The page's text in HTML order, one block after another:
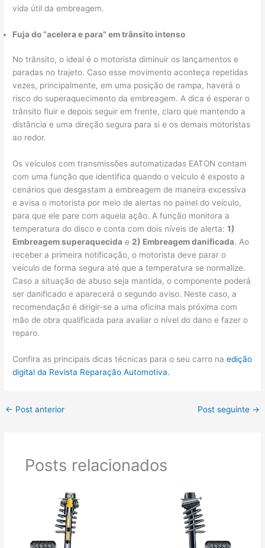
vida útil da embreagem.
Fuja do “acelera e para” em trânsito intenso
No trânsito, o ideal é o motorista diminuir os lançamentos e
paradas no trajeto. Caso esse movimento aconteça repetidas
vezes, principalmente, em uma posição de rampa, haverá o
risco do superaquecimento da embreagem. A dica é esperar o
trânsito fluir e depois seguir em frente, claro que mantendo a
distância e uma direção segura para si e os demais motoristas
ao redor.
Os veículos com transmissões automatizadas EATON contam
com uma função que identifica quando o veículo é exposto a
cenários que desgastam a embreagem de maneira excessiva
e avisa o motorista por meio de alertas no painel do veículo,
para que ele pare com aquela ação. A função monitora a
temperatura do disco e conta com dois níveis de alerta:1)
Embreagem superaquecida e2) Embreagem danificada. Ao
receber a primeira notificação, o motorista deve parar o
veículo de forma segura até que a temperatura se normalize.
Caso a situação de abuso seja mantida, o componente poderá
ser danificado e aparecerá o segundo aviso. Neste caso, a
recomendação é dirigir-se a uma oficina mais próxima com
mão de obra qualificada para avaliar o nível do dano e fazer o
reparo.
Confira as principais dicas técnicas para o seu carro naedição
digital da Revista Reparação Automotiva.
← Post anterior Post seguinte →
Posts relacionados